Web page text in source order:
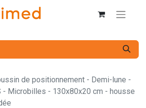
de positionnement - Demi-lune -
- Microbilles - 130x80x20 cm - housse